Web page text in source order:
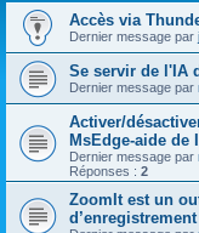
Accès via
Dernier message par
Se servir de l'IA
Dernier message par
Activer/
MsEdge-aide de
Dernier message par
Réponses : 2
ZoomIt est un
d’enregistrement